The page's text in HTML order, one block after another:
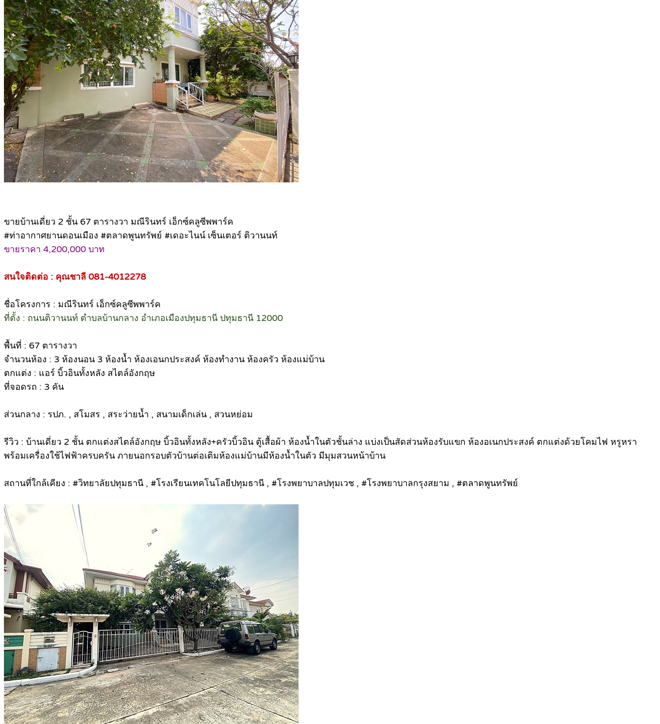
ขายบ้านเดี่ยว 2 ชั้น 67 ตารางวา มณีรินทร์ เอ็กซ์คลูซีพพาร์ค
#ท่าอากาศยานดอนเมือง #ตลาดพูนทรัพย์ #เดอะไนน์ เซ็นเตอร์ ติวานนท์
ขายราคา 4,200,000 บาท
สนใจติดต่อ : คุณชาลี 081-4012278
ชื่อโครงการ : มณีรินทร์ เอ็กซ์คลูซีพพาร์ค
ที่ตั้ง : ถนนติวานนท์ ตำบลบ้านกลาง อำเภอเมืองปทุมธานี ปทุมธานี 12000
พื้นที่ : 67 ตารางวา
จำนวนห้อง : 3 ห้องนอน 3 ห้องน้ำ ห้องเอนกประสงค์ ห้องทำงาน ห้องครัว ห้องแม่บ้าน
ตกแต่ง : แอร์ บิ้วอินทั้งหลัง สไตล์อังกฤษ
ที่จอดรถ : 3 คัน
ส่วนกลาง : รปภ. , สโมสร , สระว่ายน้ำ , สนามเด็กเล่น , สวนหย่อม
รีวิว : บ้านเดี่ยว 2 ชั้น ตกแต่งสไตล์อังกฤษ บิ้วอินทั้งหลัง+ครัวบิ้วอิน ตู้เสื้อผ้า ห้องน้ำในตัวชั้นล่าง แบ่งเป็นสัดส่วนห้องรับแขก ห้องอเนกประสงค์ ตกแต่งด้วยโคมไฟ หรูหรา
พร้อมเครื่องใช้ไฟฟ้าครบครัน ภายนอกรอบตัวบ้านต่อเติมห้องแม่บ้านมีห้องน้ำในตัว มีมุมสวนหน้าบ้าน
สถานที่ใกล้เคียง : #วิทยาลัยปทุมธานี , #โรงเรียนเทคโนโลยีปทุมธานี , #โรงพยาบาลปทุมเวช , #โรงพยาบาลกรุงสยาม , #ตลาดพูนทรัพย์